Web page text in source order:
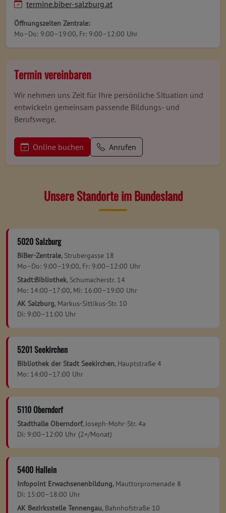
termine.biber-salzburg.at
Öffnungszeiten Zentrale:
Mo–Do: 9:00–19:00, Fr: 9:00–12:00 Uhr
Termin vereinbaren
Wir nehmen uns Zeit für Ihre persönliche Situation und
entwickeln gemeinsam passende Bildungs- und
Berufswege.
Online buchen Anrufen
Unsere Standorte im Bundesland
5020 Salzburg
BiBer-Zentrale, Strubergasse 18
Mo–Do: 9:00–19:00, Fr: 9:00–12:00 Uhr
Stadt:Bibliothek, Schumacherstr. 14
Mo: 14:00–17:00, Mi: 16:00–19:00 Uhr
AK Salzburg, Markus-Sittikus-Str. 10
Di: 9:00–11:00 Uhr
5201 Seekirchen
Bibliothek der Stadt Seekirchen, Hauptstraße 4
Mo: 14:00–17:00 Uhr
5110 Oberndorf
Stadthalle Oberndorf, Joseph-Mohr-Str. 4a
Di: 9:00–12:00 Uhr (2×/Monat)
5400 Hallein
Infopoint Erwachsenenbildung, Mauttorpromenade 8
Di: 15:00–18:00 Uhr
AK Bezirksstelle Tennengau, Bahnhofstraße 10